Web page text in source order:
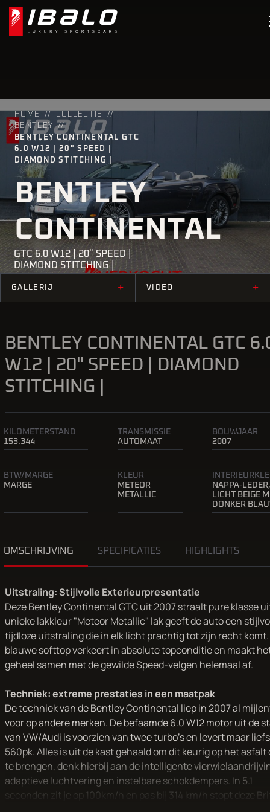
HOME
COLLECTIE
BENTLEY
BENTLEY CONTINENTAL GTC
6.0 W12 | 20" SPEED |
DIAMOND STITCHING |
BENTLEY
CONTINENTAL
GTC 6.0 W12 | 20" SPEED |
DIAMOND STITCHING |
GALLERIJ + VIDEO +
BENTLEY CONTINENTAL GTC
W12 | 20" SPEED | DIAMOND
STITCHING |
KILOMETERSTAND
153.344
TRANSMISSIE
AUTOMAAT
BOUWJAAR
2007
BTW/MARGE
MARGE
KLEUR
METEOR
METALLIC
NAPPA-
LICHT BEIGE
DONKER
OMSCHRIJVING SPECIFICATIES HIGHLIGHTS
Uitstraling: Stijlvolle Exterieurpresentatie
Deze Bentley Continental GTC uit 2007 straalt pure klasse
unieke lakkleur "Meteor Metallic" lak geeft de auto een
tijdloze uitstraling die in elk licht prachtig tot zijn recht komt.
blauwe softtop verkeert in absolute topconditie en maakt
geheel samen met de gewilde Speed-velgen helemaal af.
Techniek: extreme prestaties in een maatpak
De techniek van de Bentley Continental liep in 2007 al
voor op andere merken. De befaamde 6.0 W12 motor uit de
van VW/Audi is voorzien van twee turbo's en levert maar
560pk. Alles is uit de kast gehaald om dit keurig op het asfalt
te brengen, denk hierbij aan de intelligente
adaptieve luchtvering en instelbare schokdempers. In 5.1
seconden zit je op 100km/h en pas bij 314 km/h stopt deze